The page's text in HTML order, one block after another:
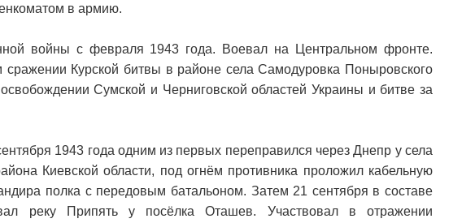
в армию.
войны с февраля 1943 года. Воевал на Центральном фронте.
сражении Курской битвы в районе села Самодуровка Поныровского
Сумской и Черниговской областей Украины и битве за
1943 года одним из первых переправился через Днепр у села
Киевской области, под огнём противника проложил кабельную
полка с передовым батальоном. Затем 21 сентября в составе
реку Припять у посёлка Оташев. Участвовал в отражении